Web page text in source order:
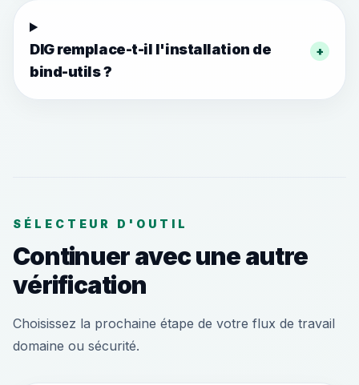
DIG remplace-t-il l'installation de
bind-utils ?
+
SÉLECTEUR D'OUTIL
Continuer avec une autre
vérification
Choisissez la prochaine étape de votre flux de travail
domaine ou sécurité.